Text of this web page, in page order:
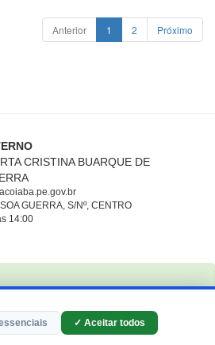
✓ Aceitar todos
Anterior
1 2 Próximo
CRISTINA BUARQUE DE
GUERRA, S/Nº, CENTRO
14:00